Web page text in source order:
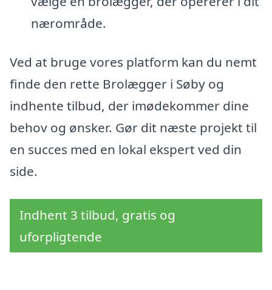
nærområde.
Ved at bruge vores platform kan du nemt
finde den rette Brolægger i Søby og
indhente tilbud, der imødekommer dine
behov og ønsker. Gør dit næste projekt til
en succes med en lokal ekspert ved din
side.
Indhent 3 tilbud, gratis og
uforpligtende